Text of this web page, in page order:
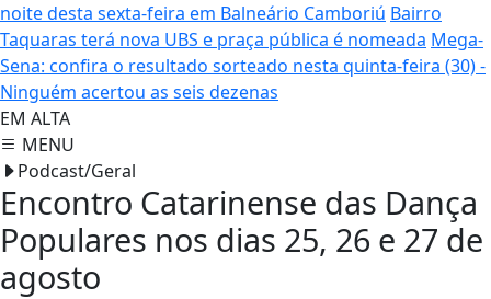
noite desta sexta-feira em Balneário Camboriú Bairro
Taquaras terá nova UBS e praça pública é nomeada Mega-
Sena: confira o resultado sorteado nesta quinta-feira (30) -
Ninguém acertou as seis dezenas
EM ALTA
MENU
Podcast/Geral
Encontro Catarinense das Dança
Populares nos dias 25, 26 e 27 de
agosto